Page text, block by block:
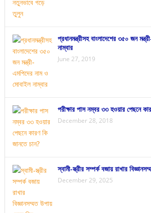
প্রধানমন্ত্রীসহ বাংলাদেশের ৩৫০ জন
নাম্বার
June 27, 2019
পরীক্ষার পাস নম্বর ৩৩ হওয়ার পেছনে
December 28, 2018
স্বামী-স্ত্রীর সম্পর্ক বজায় রাখার
December 29, 2025